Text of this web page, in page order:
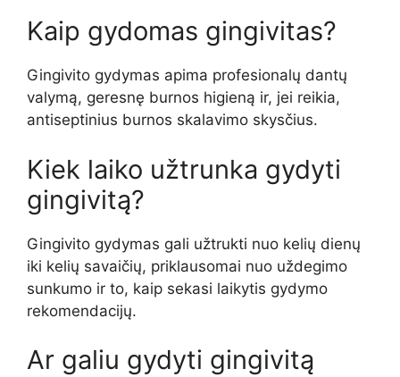
Kaip gydomas gingivitas?
Gingivito gydymas apima profesionalų dantų
valymą, geresnę burnos higieną ir, jei reikia,
antiseptinius burnos skalavimo skysčius.
Kiek laiko užtrunka gydyti
gingivitą?
Gingivito gydymas gali užtrukti nuo kelių dienų
iki kelių savaičių, priklausomai nuo uždegimo
sunkumo ir to, kaip sekasi laikytis gydymo
rekomendacijų.
Ar galiu gydyti gingivitą